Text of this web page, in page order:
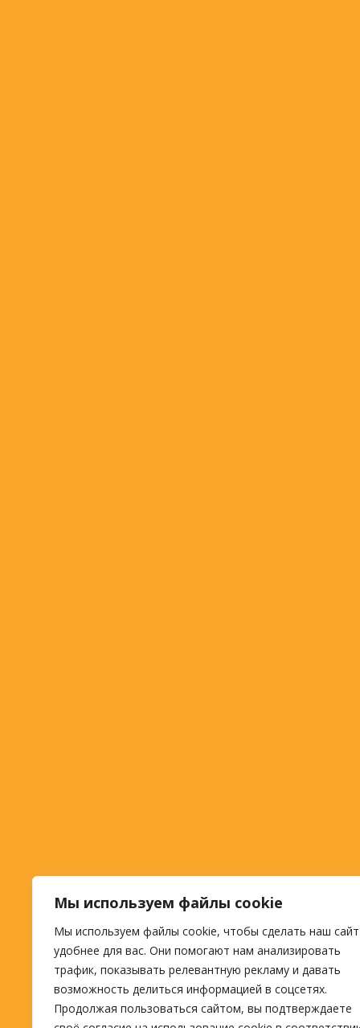
Мы используем файлы cookie
Мы используем файлы cookie, чтобы сделать наш сайт
удобнее для вас. Они помогают нам анализировать
трафик, показывать релевантную рекламу и давать
возможность делиться информацией в соцсетях.
Продолжая пользоваться сайтом, вы подтверждаете